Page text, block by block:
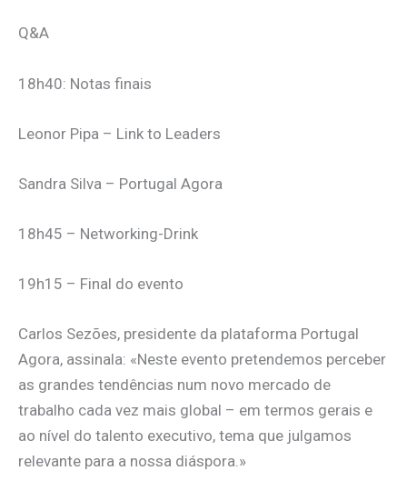
Q&A
18h40: Notas finais
Leonor Pipa – Link to Leaders
Sandra Silva – Portugal Agora
18h45 – Networking-Drink
19h15 – Final do evento
Carlos Sezões, presidente da plataforma Portugal
Agora, assinala: «Neste evento pretendemos perceber
as grandes tendências num novo mercado de
trabalho cada vez mais global – em termos gerais e
ao nível do talento executivo, tema que julgamos
relevante para a nossa diáspora.»